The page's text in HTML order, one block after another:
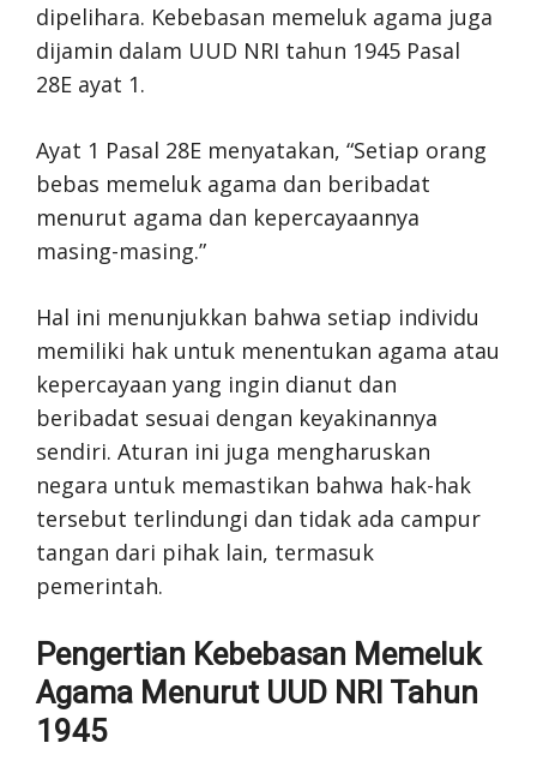
dipelihara. Kebebasan memeluk agama juga
dijamin dalam UUD NRI tahun 1945 Pasal
28E ayat 1.
Ayat 1 Pasal 28E menyatakan, “Setiap orang
bebas memeluk agama dan beribadat
menurut agama dan kepercayaannya
masing-masing.”
Hal ini menunjukkan bahwa setiap individu
memiliki hak untuk menentukan agama atau
kepercayaan yang ingin dianut dan
beribadat sesuai dengan keyakinannya
sendiri. Aturan ini juga mengharuskan
negara untuk memastikan bahwa hak-hak
tersebut terlindungi dan tidak ada campur
tangan dari pihak lain, termasuk
pemerintah.
Pengertian Kebebasan Memeluk
Agama Menurut UUD NRI Tahun
1945